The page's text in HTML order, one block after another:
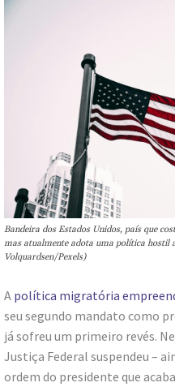
Bandeira dos Estados Unidos, país que
mas atualmente adota uma política hostil
Volquardsen/Pexels)
A política migratória
seu segundo mandato como
já sofreu um primeiro revés.
Justiça Federal suspendeu –
ordem do presidente que